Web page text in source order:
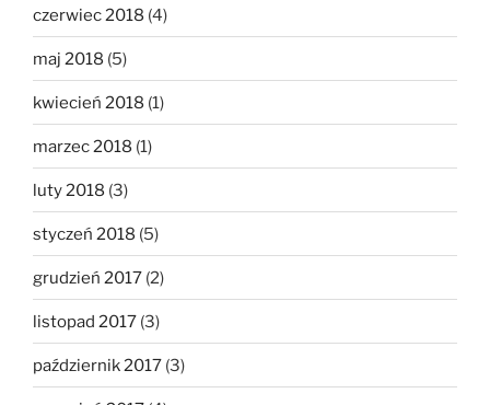
czerwiec 2018 (4)
maj 2018 (5)
kwiecień 2018 (1)
marzec 2018 (1)
luty 2018 (3)
styczeń 2018 (5)
grudzień 2017 (2)
listopad 2017 (3)
październik 2017 (3)